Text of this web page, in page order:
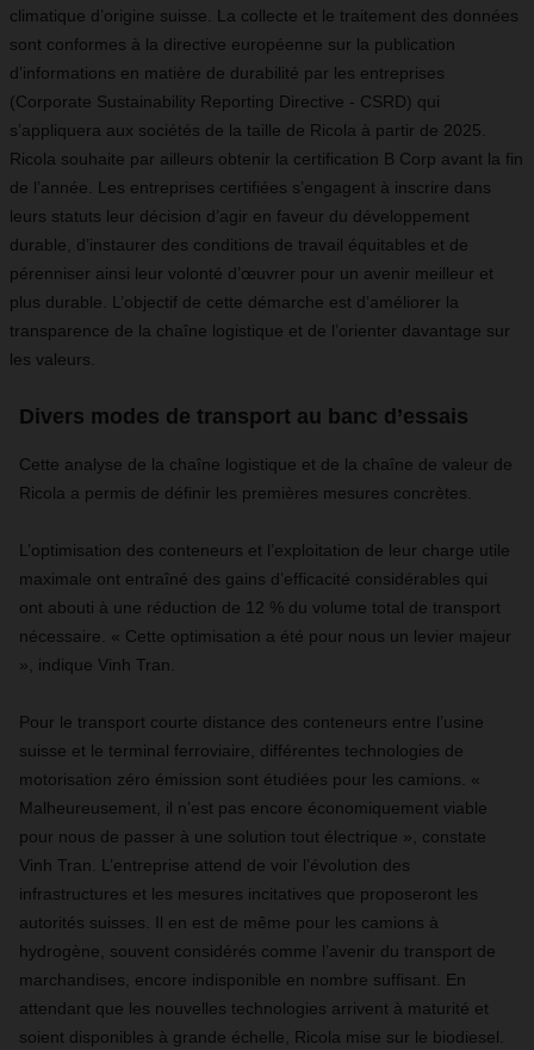
climatique d’origine suisse. La collecte et le traitement des données
sont conformes à la directive européenne sur la publication
d’informations en matière de durabilité par les entreprises
(Corporate Sustainability Reporting Directive - CSRD) qui
s’appliquera aux sociétés de la taille de Ricola à partir de 2025.
Ricola souhaite par ailleurs obtenir la certification B Corp avant la fin
de l’année. Les entreprises certifiées s’engagent à inscrire dans
leurs statuts leur décision d’agir en faveur du développement
durable, d’instaurer des conditions de travail équitables et de
pérenniser ainsi leur volonté d’œuvrer pour un avenir meilleur et
plus durable. L’objectif de cette démarche est d’améliorer la
transparence de la chaîne logistique et de l’orienter davantage sur
les valeurs.
Divers modes de transport au banc d’essais
Cette analyse de la chaîne logistique et de la chaîne de valeur de
Ricola a permis de définir les premières mesures concrètes.
L’optimisation des conteneurs et l’exploitation de leur charge utile
maximale ont entraîné des gains d’efficacité considérables qui
ont abouti à une réduction de 12 % du volume total de transport
nécessaire. « Cette optimisation a été pour nous un levier majeur
», indique Vinh Tran.
Pour le transport courte distance des conteneurs entre l’usine
suisse et le terminal ferroviaire, différentes technologies de
motorisation zéro émission sont étudiées pour les camions. «
Malheureusement, il n’est pas encore économiquement viable
pour nous de passer à une solution tout électrique », constate
Vinh Tran. L’entreprise attend de voir l’évolution des
infrastructures et les mesures incitatives que proposeront les
autorités suisses. Il en est de même pour les camions à
hydrogène, souvent considérés comme l’avenir du transport de
marchandises, encore indisponible en nombre suffisant. En
attendant que les nouvelles technologies arrivent à maturité et
soient disponibles à grande échelle, Ricola mise sur le biodiesel.